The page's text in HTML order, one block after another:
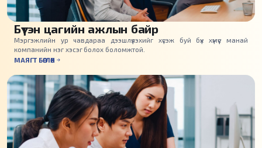
Бүтэн цагийн ажлын байр
Мэргэжлийн ур чавдараа дээшлүүлэхийг хүсэж буй бүх хүмүүс манай
компанийн нэг хэсэг болох боломжтой.
МАЯГТ БӨГЛӨХ